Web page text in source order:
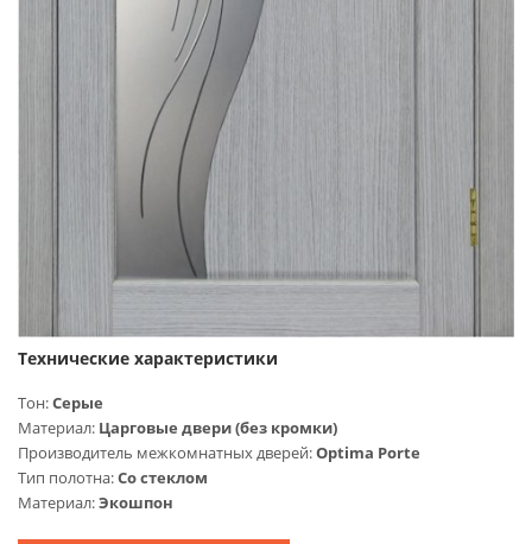
Технические характеристики
Тон:Серые
Материал: Царговые двери (без кромки)
Производитель межкомнатных дверей:Optima Porte
Тип полотна:Со стеклом
Материал:Экошпон